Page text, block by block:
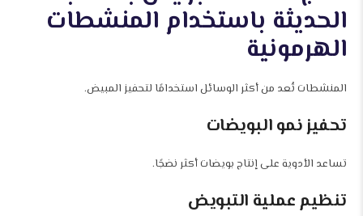
الحديثة باستخدام المنشطات
الهرمونية
المنشطات تُعد من أكثر الوسائل استخدامًا لتحفيز المبيض.
تحفيز نمو البويضات
تساعد الأدوية على إنتاج بويضات أكثر نضجًا.
تنظيم عملية التبويض